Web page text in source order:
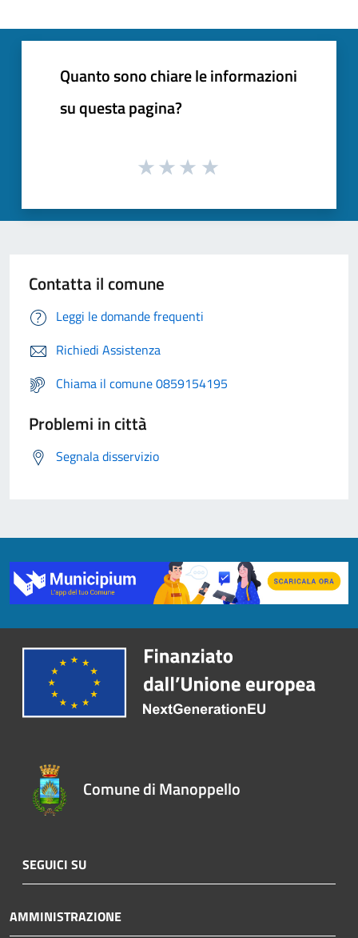
Quanto sono chiare le informazioni
su questa pagina?
Contatta il comune
Leggi le domande frequenti
Richiedi Assistenza
Chiama il comune 0859154195
Problemi in città
Segnala disservizio
Comune di Manoppello
SEGUICI SU
AMMINISTRAZIONE